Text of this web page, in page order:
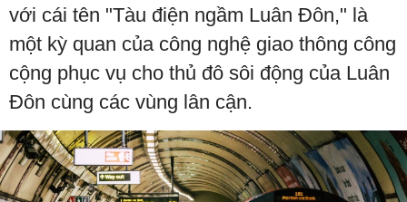
với cái tên "Tàu điện ngầm Luân Đôn," là
một kỳ quan của công nghệ giao thông công
cộng phục vụ cho thủ đô sôi động của Luân
Đôn cùng các vùng lân cận.